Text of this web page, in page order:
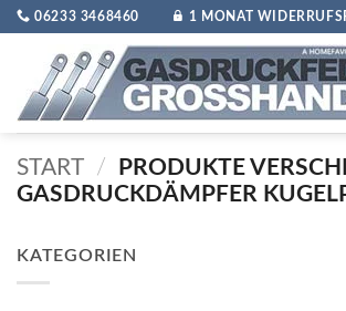
Zum
springen
06233 3468460 1 MONAT
START /
PRODUKTE
GASDRUCKDÄMPFER
KATEGORIEN